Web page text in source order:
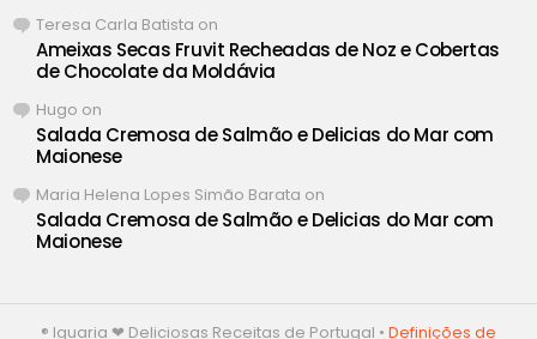
Teresa Carla Batista on
Ameixas Secas Fruvit Recheadas de Noz e Cobertas
de Chocolate da Moldávia
Hugo on
Salada Cremosa de Salmão e Delicias do Mar com
Maionese
Maria Helena Lopes Simão Barata on
Salada Cremosa de Salmão e Delicias do Mar com
Maionese
® Iguaria ❤ Deliciosas Receitas de Portugal • Definições de